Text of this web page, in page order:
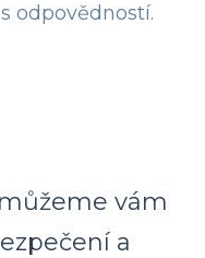
odpovědností.
vám
a